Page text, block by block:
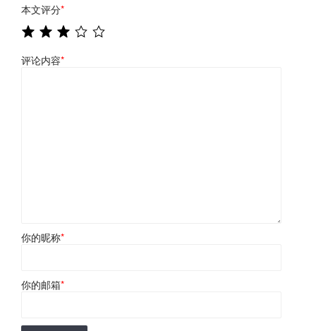
本文评分*
评论内容*
你的昵称*
你的邮箱*